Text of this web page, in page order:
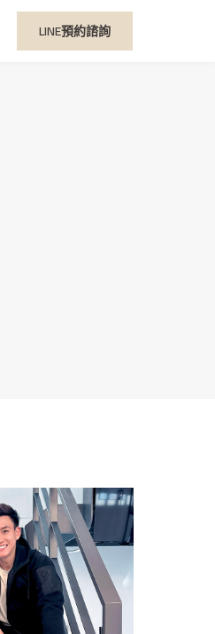
LINE預約諮詢